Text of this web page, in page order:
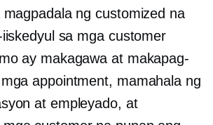
magpadala ng customized na
sa mga customer
ay makagawa at makapag-
appointment, mamahala ng
at empleyado, at